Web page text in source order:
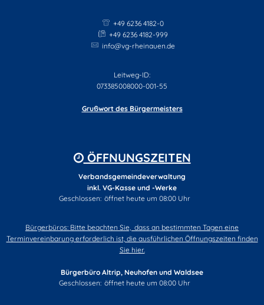
+49 6236 4182-0
+49 6236 4182-999
info@vg-rheinauen.de
Leitweg-ID:
073385008000-001-55
Grußwort des Bürgermeisters
ÖFFNUNGSZEITEN
Verbandsgemeindeverwaltung
inkl. VG-Kasse und -Werke
Klicken, um weitere Öffnungs- oder Schließzeiten
Geschlossen: öffnet heute um 08:00 Uhr
Bürgerbüros: Bitte beachten Sie, dass an bestimmten Tagen eine
Terminvereinbarung erforderlich ist, die ausführlichen Öffnungszeiten finden
Sie hier.
Bürgerbüro Altrip, Neuhofen und Waldsee
Klicken, um weitere Öffnungs- oder Schließzeiten
Geschlossen: öffnet heute um 08:00 Uhr